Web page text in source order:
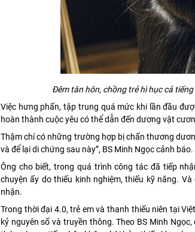
Đêm tân hôn, chồng trẻ hì hục cả
Việc hưng phấn, tập trung quá mức khi lần đầu
hoàn thành cuộc yêu có thể dẫn đến dương vật
Thậm chí có những trường hợp bị chấn thương
và để lại di chứng sau này”, BS Minh Ngọc cảnh báo.
Ông cho biết, trong quá trình công tác đã tiếp
chuyện ấy do thiếu kinh nghiệm, thiếu kỹ năng.
nhận.
Trong thời đại 4.0, trẻ em và thanh thiếu niên tại
kỷ nguyên số và truyền thông. Theo BS Minh